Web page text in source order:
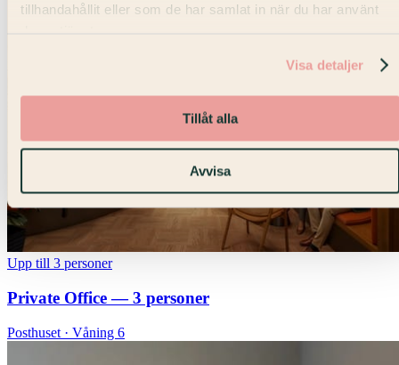
tillhandahållit eller som de har samlat in när du har använt
Visa detaljer
Tillåt alla
Avvisa
Upp till 3 personer
Private Office — 3 personer
Posthuset · Våning 6